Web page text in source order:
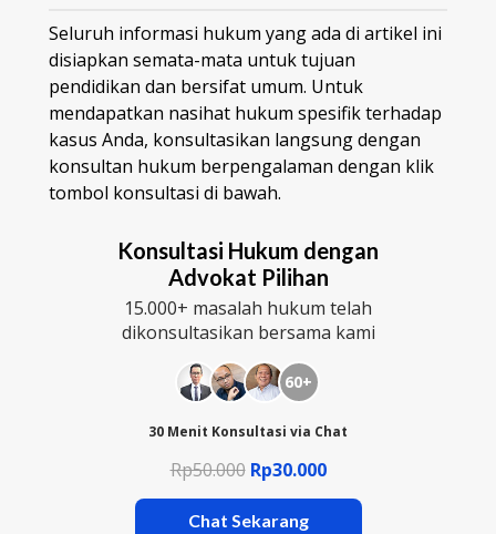
Seluruh informasi hukum yang ada di artikel ini
disiapkan semata-mata untuk tujuan
pendidikan dan bersifat umum. Untuk
mendapatkan nasihat hukum spesifik terhadap
kasus Anda, konsultasikan langsung dengan
konsultan hukum berpengalaman dengan klik
tombol konsultasi di bawah.
Konsultasi Hukum dengan
Advokat Pilihan
15.000+ masalah hukum telah
dikonsultasikan bersama kami
60+
30 Menit Konsultasi via Chat
Rp50.000 Rp30.000
Chat Sekarang